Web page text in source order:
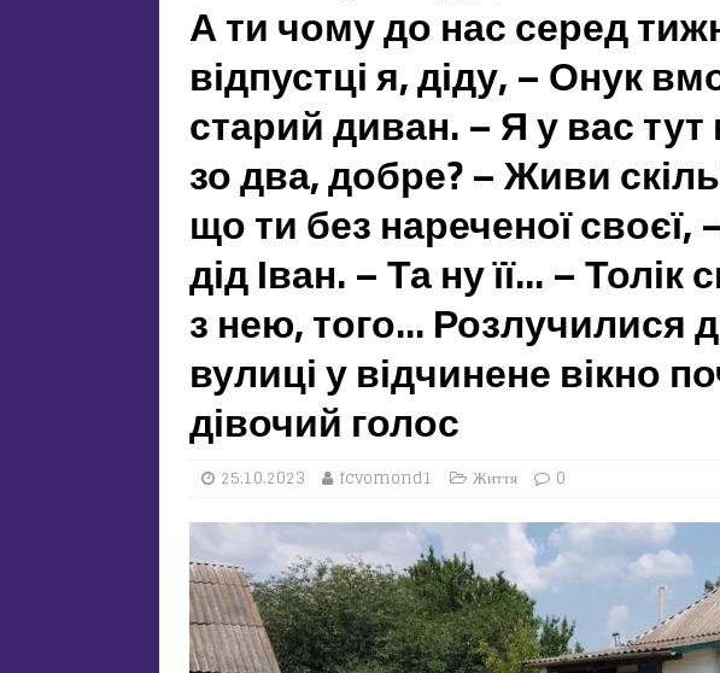
А ти чому до нас серед
відпустці я, діду, – Онук
старий диван. – Я у вас
зо два, добре? – Живи
що ти без нареченої своєї,
дід Іван. – Та ну її… –
з нею, того… Розлучилися
вулиці у відчинене вікно
дівочий голос
25.10.2023 fcvomond1 Життя 0